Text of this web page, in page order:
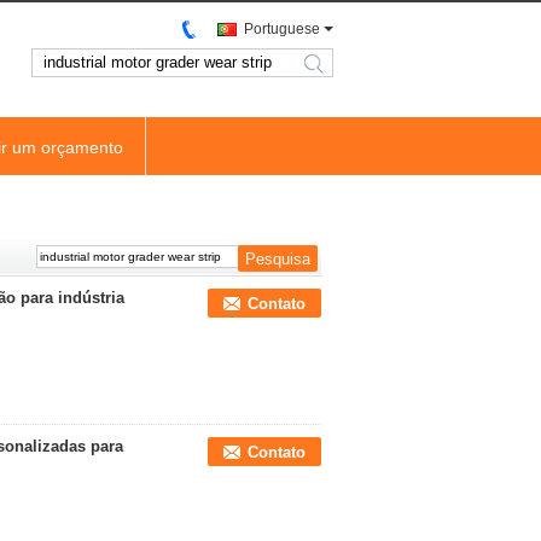
Portuguese
search
um orçamento
para indústria Contato
para
Contato